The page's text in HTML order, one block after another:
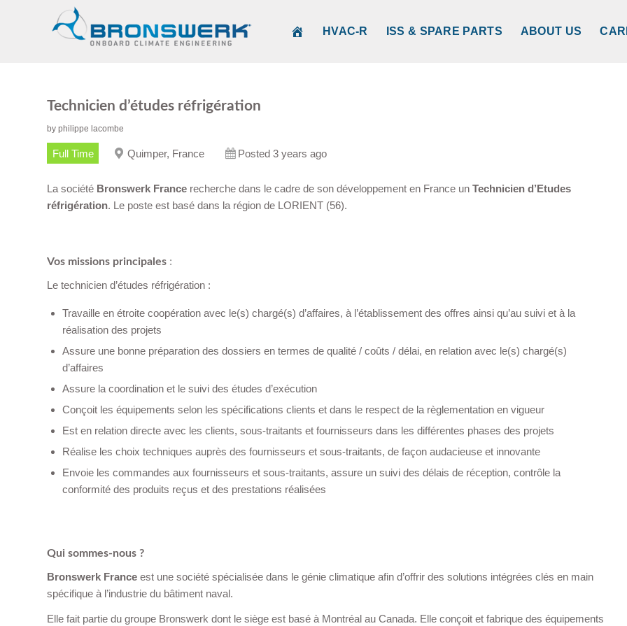
HVAC-R ISS & SPARE PARTS ABOUT US
Technicien d’études réfrigération
by philippe lacombe
Full Time Quimper, France Posted 3 years ago
La société Bronswerk France recherche dans le cadre de son développement en France un Technicien d’Etudes
réfrigération. Le poste est basé dans la région de LORIENT (56).
Vos missions principales :
Le technicien d’études réfrigération :
Travaille en étroite coopération avec le(s) chargé(s) d’affaires, à l’établissement des offres ainsi qu’au suivi et à la
réalisation des projets
Assure une bonne préparation des dossiers en termes de qualité / coûts / délai, en relation avec le(s) chargé(s)
d’affaires
Assure la coordination et le suivi des études d’exécution
Conçoit les équipements selon les spécifications clients et dans le respect de la règlementation en vigueur
Est en relation directe avec les clients, sous-traitants et fournisseurs dans les différentes phases des projets
Réalise les choix techniques auprès des fournisseurs et sous-traitants, de façon audacieuse et innovante
Envoie les commandes aux fournisseurs et sous-traitants, assure un suivi des délais de réception, contrôle la
conformité des produits reçus et des prestations réalisées
Qui sommes-nous ?
Bronswerk France est une société spécialisée dans le génie climatique afin d’offrir des solutions intégrées clés en main
spécifique à l’industrie du bâtiment naval.
Elle fait partie du groupe Bronswerk dont le siège est basé à Montréal au Canada. Elle conçoit et fabrique des équipements